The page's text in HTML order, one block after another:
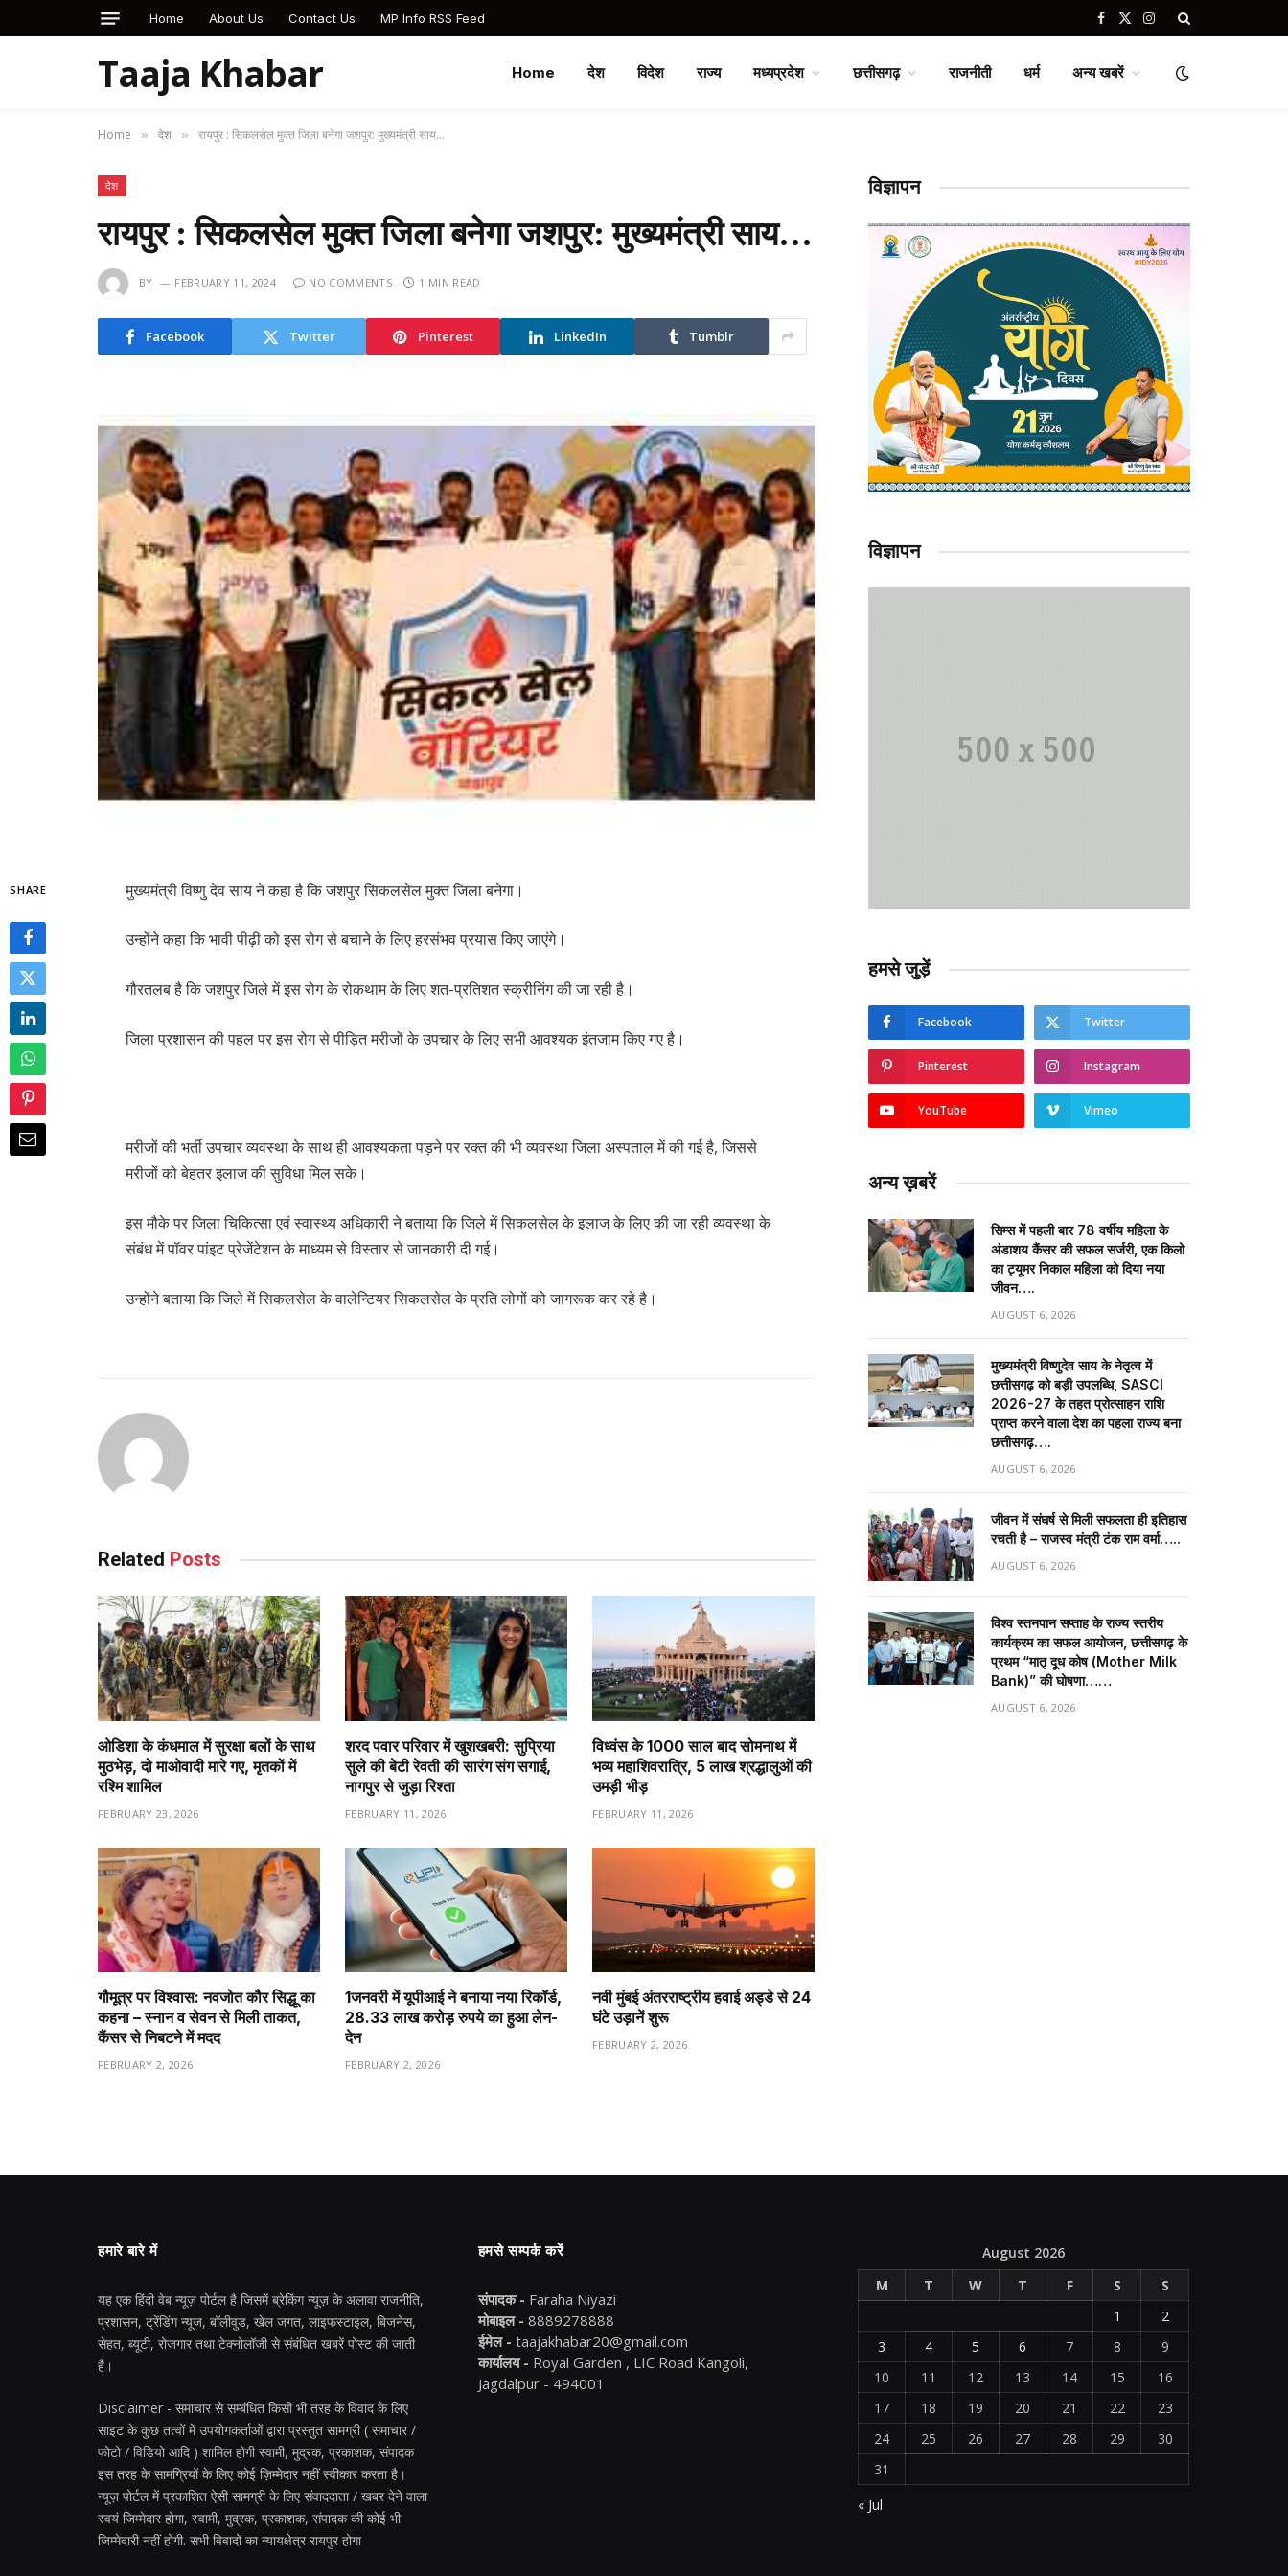
Home About Us Contact Us MP Info RSS Feed Facebook
X
Instagram
Taaja Khabar Home देश विदेश राज्य मध्यप्रदेश छत्तीसगढ़ राजनीती धर्म अन्य खबरें
Home » देश » रायपुर : सिकलसेल मुक्त जिला बनेगा जशपुर: मुख्यमंत्री साय…
देश
रायपुर : सिकलसेल मुक्त जिला बनेगा जशपुर: मुख्यमंत्री साय…
BY FEBRUARY 11, 2024 NO COMMENTS 1 MIN READ
Facebook Twitter Pinterest LinkedIn Tumblr
SHARE मुख्यमंत्री विष्णु देव साय ने कहा है कि जशपुर सिकलसेल मुक्त जिला बनेगा।
उन्होंने कहा कि भावी पीढ़ी को इस रोग से बचाने के लिए हरसंभव प्रयास किए जाएंगे।
गौरतलब है कि जशपुर जिले में इस रोग के रोकथाम के लिए शत-प्रतिशत स्क्रीनिंग की जा रही है।
जिला प्रशासन की पहल पर इस रोग से पीड़ित मरीजों के उपचार के लिए सभी आवश्यक इंतजाम किए गए है।
मरीजों की भर्ती उपचार व्यवस्था के साथ ही आवश्यकता पड़ने पर रक्त की भी व्यवस्था जिला अस्पताल में की गई है, जिससे
मरीजों को बेहतर इलाज की सुविधा मिल सके।
इस मौके पर जिला चिकित्सा एवं स्वास्थ्य अधिकारी ने बताया कि जिले में सिकलसेल के इलाज के लिए की जा रही व्यवस्था के
संबंध में पॉवर पांइट प्रेजेंटेशन के माध्यम से विस्तार से जानकारी दी गई।
उन्होंने बताया कि जिले में सिकलसेल के वालेन्टियर सिकलसेल के प्रति लोगों को जागरूक कर रहे है।
Related Posts
ओडिशा के कंधमाल में सुरक्षा बलों के साथ
मुठभेड़, दो माओवादी मारे गए, मृतकों में
रश्मि शामिल
FEBRUARY 23, 2026
शरद पवार परिवार में खुशखबरी: सुप्रिया
सुले की बेटी रेवती की सारंग संग सगाई,
नागपुर से जुड़ा रिश्ता
FEBRUARY 11, 2026
विध्वंस के 1000 साल बाद सोमनाथ में
भव्य महाशिवरात्रि, 5 लाख श्रद्धालुओं की
उमड़ी भीड़
FEBRUARY 11, 2026
गौमूत्र पर विश्वास: नवजोत कौर सिद्धू का
कहना – स्नान व सेवन से मिली ताकत,
कैंसर से निबटने में मदद
FEBRUARY 2, 2026
1️जनवरी में यूपीआई ने बनाया नया रिकॉर्ड,
28.33 लाख करोड़ रुपये का हुआ लेन-
देन
FEBRUARY 2, 2026
नवी मुंबई अंतरराष्ट्रीय हवाई अड्डे से 24
घंटे उड़ानें शुरू
FEBRUARY 2, 2026
विज्ञापन
विज्ञापन
हमसे जुड़ें
Facebook Twitter
Pinterest Instagram
YouTube Vimeo
अन्य ख़बरें
सिम्स में पहली बार 78 वर्षीय महिला के
अंडाशय कैंसर की सफल सर्जरी, एक किलो
का ट्यूमर निकाल महिला को दिया नया
जीवन….
AUGUST 6, 2026
मुख्यमंत्री विष्णुदेव साय के नेतृत्व में
छत्तीसगढ़ को बड़ी उपलब्धि, SASCI
2026-27 के तहत प्रोत्साहन राशि
प्राप्त करने वाला देश का पहला राज्य बना
छत्तीसगढ़….
AUGUST 6, 2026
जीवन में संघर्ष से मिली सफलता ही इतिहास
रचती है – राजस्व मंत्री टंक राम वर्मा…..
AUGUST 6, 2026
विश्व स्तनपान सप्ताह के राज्य स्तरीय
कार्यक्रम का सफल आयोजन, छत्तीसगढ़ के
प्रथम “मातृ दूध कोष (Mother Milk
Bank)” की घोषणा……
AUGUST 6, 2026
हमारे बारे में
यह एक हिंदी वेब न्यूज़ पोर्टल है जिसमें ब्रेकिंग न्यूज़ के अलावा राजनीति,
प्रशासन, ट्रेंडिंग न्यूज, बॉलीवुड, खेल जगत, लाइफस्टाइल, बिजनेस,
सेहत, ब्यूटी, रोजगार तथा टेक्नोलॉजी से संबंधित खबरें पोस्ट की जाती
है।
Disclaimer - समाचार से सम्बंधित किसी भी तरह के विवाद के लिए
साइट के कुछ तत्वों में उपयोगकर्ताओं द्वारा प्रस्तुत सामग्री ( समाचार /
फोटो / विडियो आदि ) शामिल होगी स्वामी, मुद्रक, प्रकाशक, संपादक
इस तरह के सामग्रियों के लिए कोई ज़िम्मेदार नहीं स्वीकार करता है।
न्यूज़ पोर्टल में प्रकाशित ऐसी सामग्री के लिए संवाददाता / खबर देने वाला
स्वयं जिम्मेदार होगा, स्वामी, मुद्रक, प्रकाशक, संपादक की कोई भी
जिम्मेदारी नहीं होगी. सभी विवादों का न्यायक्षेत्र रायपुर होगा
हमसे सम्पर्क करें
संपादक - Faraha Niyazi
मोबाइल - 8889278888
ईमेल - taajakhabar20@gmail.com
कार्यालय - Royal Garden , LIC Road Kangoli,
Jagdalpur - 494001
August 2026
M
T W T F S
S
1
2
3
4 5 6 7 8
9
10
11 12 13 14 15
16
17
18 19 20 21 22
23
24
25 26 27 28 29
30
31
« Jul